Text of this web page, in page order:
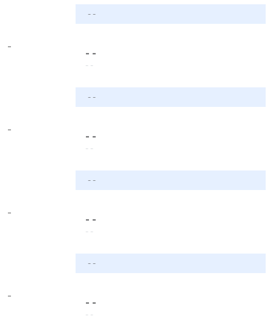
- -
-
- -
- -
- -
-
- -
- -
- -
-
- -
- -
- -
-
- -
- -